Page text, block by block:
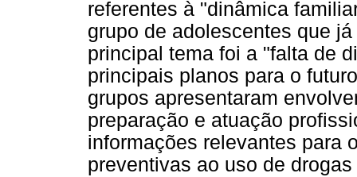
referentes à "dinâmica
grupo de adolescentes que
principal tema foi a "falta de
principais planos para o
grupos apresentaram
preparação e atuação
informações relevantes para
preventivas ao uso de